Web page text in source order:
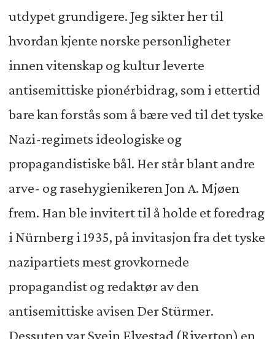
utdypet grundigere. Jeg sikter her til
hvordan kjente norske personligheter
innen vitenskap og kultur leverte
antisemittiske pionérbidrag, som i ettertid
bare kan forstås som å bære ved til det tyske
Nazi-regimets ideologiske og
propagandistiske bål. Her står blant andre
arve- og rasehygienikeren Jon A. Mjøen
frem. Han ble invitert til å holde et foredrag
i Nürnberg i 1935, på invitasjon fra det tyske
nazipartiets mest grovkornede
propagandist og redaktør av den
antisemittiske avisen Der Stürmer.
Dessuten var Svein Elvestad (Riverton) en